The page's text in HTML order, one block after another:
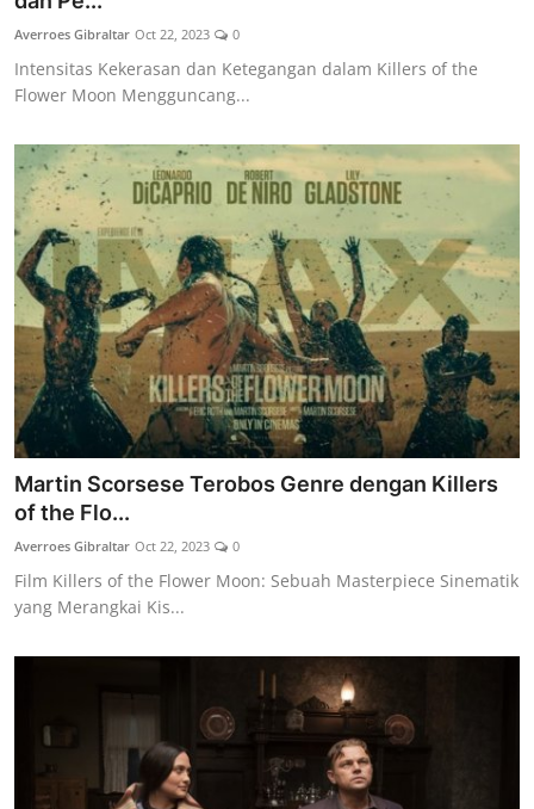
Lainya
Averroes Gibraltar Oct 22, 2023 0
Intensitas Kekerasan dan Ketegangan dalam Killers of the
Flower Moon Mengguncang...
Martin Scorsese Terobos Genre dengan Killers
of the Flo...
Averroes Gibraltar Oct 22, 2023 0
Film Killers of the Flower Moon: Sebuah Masterpiece Sinematik
yang Merangkai Kis...